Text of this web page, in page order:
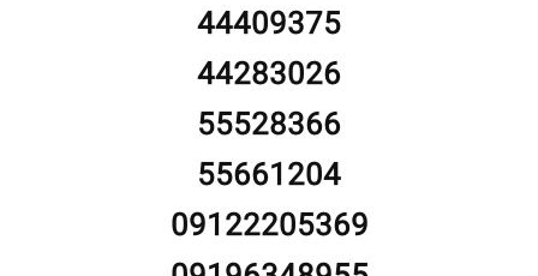
44409375
44283026
55528366
55661204
09122205369